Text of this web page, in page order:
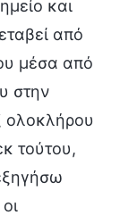
και
από
μέσα από
στην
ολοκλήρου
τούτου,